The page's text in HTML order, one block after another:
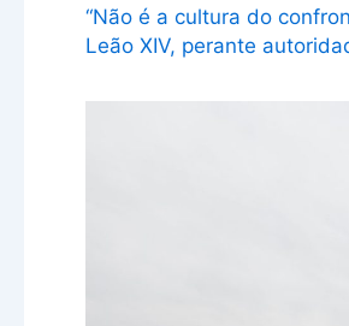
“Não é a cultura do
Leão XIV, perante